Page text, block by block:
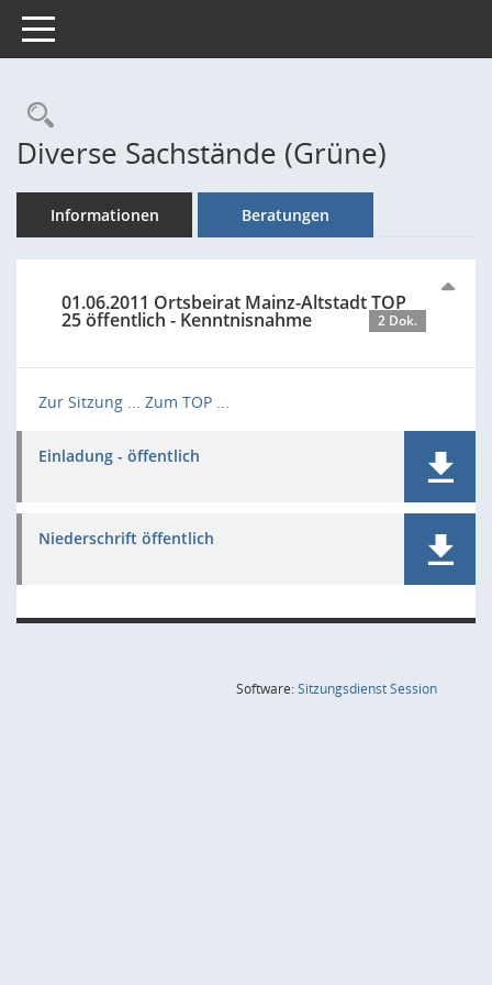
Toggle navigation
Rechercheauswahl
Diverse Sachstände (Grüne)
Informationen Beratungen
01.06.2011 Ortsbeirat Mainz-Altstadt TOP
25 öffentlich - Kenntnisnahme 2 Dok.
Zur Sitzung ... Zum TOP ...
Einladung - öffentlich
Niederschrift öffentlich
Software:SitzungsdienstSession(Wird in